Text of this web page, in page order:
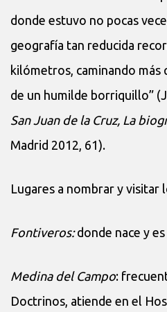
donde estuvo no pocas
geografía tan reducida
kilómetros, caminando más
de un humilde borriquillo”
San Juan de la Cruz, La
Madrid 2012, 61).
Lugares a nombrar y visitar
Fontiveros:donde nace y
Medina del Campo:
Doctrinos, atiende en el